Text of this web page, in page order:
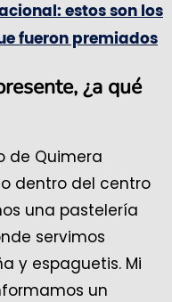
estos son los
fueron premiados
¿a qué
de Quimera
dentro del centro
una pastelería
servimos
y espaguetis. Mi
un